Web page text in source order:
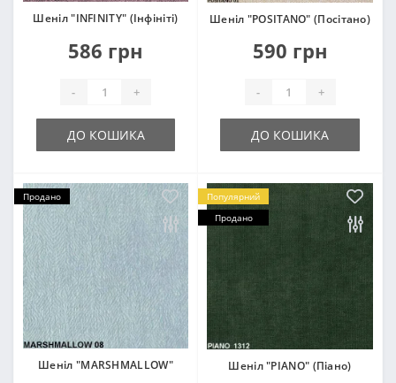
Шеніл "INFINITY" (Інфініті)
586 грн
- +
ДО КОШИКА
Шеніл "POSITANO" (Посітано)
590 грн
- +
ДО КОШИКА
Продано
Шеніл "MARSHMALLOW"
Популярний
Продано
Шеніл "PIANO" (Піано)